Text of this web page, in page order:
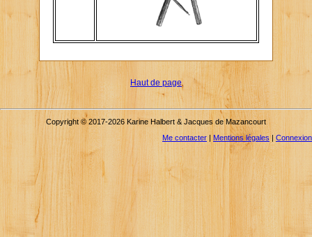
Haut de page
Copyright © 2017-2026 Karine Halbert & Jacques de Mazancourt
Me contacter
Mentions légales|Connexion